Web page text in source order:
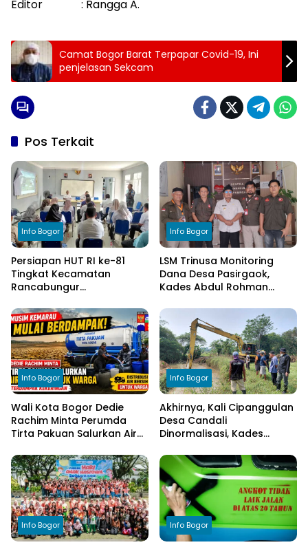
Editor : Rangga A.
Camat Bogor Barat Terpapar Covid-19, Ini
penjelasan Sekcam
Pos Terkait
Info Bogor
Persiapan HUT RI ke-81
Tingkat Kecamatan
Rancabungur
Cimulang, Libatkan Seluruh
Elemen Masyarakat
Info Bogor
LSM Trinusa Monitoring
Dana Desa Pasirgaok,
Kades Abdul Rohman
Transparansi Pengelolaan
Anggaran
Info Bogor
Wali Kota Bogor Dedie
Rachim Minta Perumda
Tirta Pakuan Salurkan Air
Terdampak Kekeringan
Info Bogor
Akhirnya, Kali Cipanggulan
Desa Candali
Dinormalisasi, Kades
kepada Bupati Bogor
Info Bogor Info Bogor